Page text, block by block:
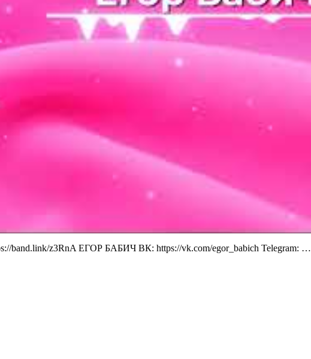
band.link/z3RnA ЕГОР БАБИЧ ВК: https://vk.com/egor_babich Telegram: …